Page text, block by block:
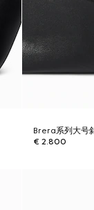
Brera系列大号
€ 2.800